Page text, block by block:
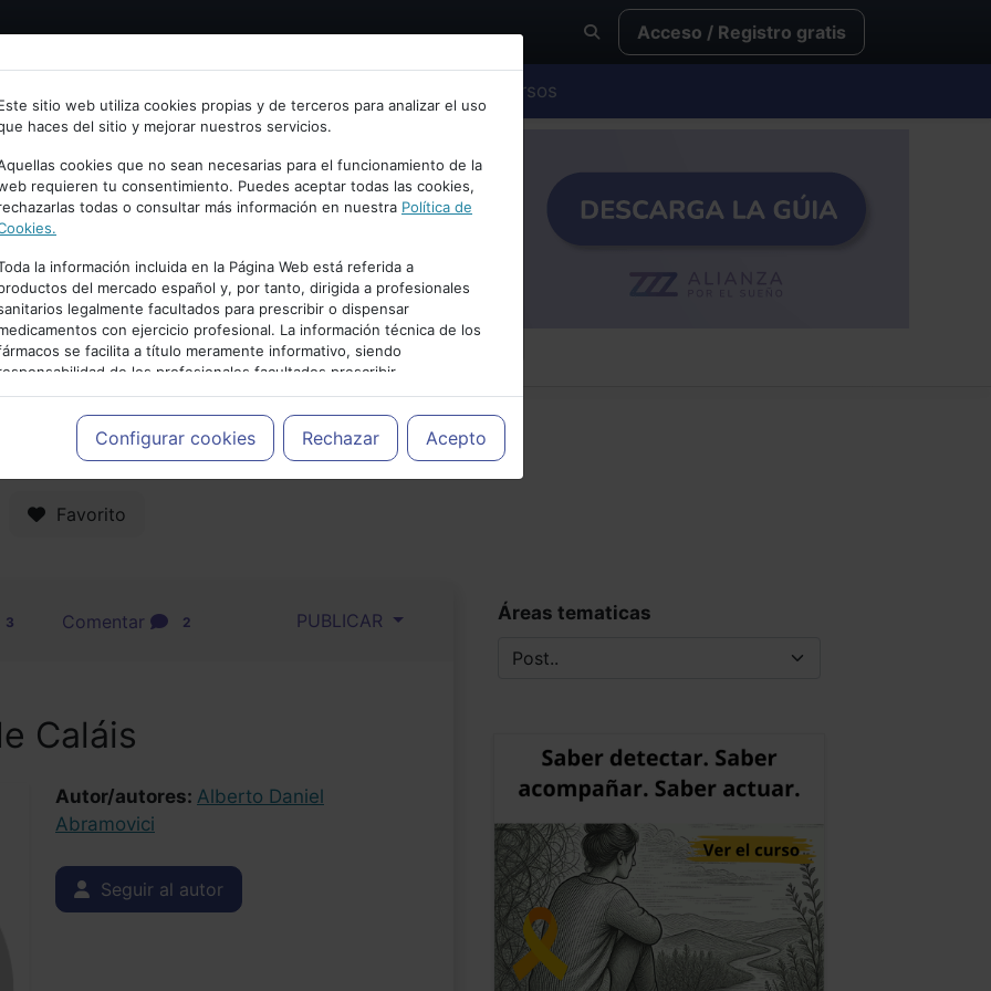
a psiquiatria.com
tu Email
o regístrate con tu email.
Cancelar
Acceso / Registro gratis
Cursos
sitio web utiliza cookies propias y de terceros para analizar el uso
haces del sitio y mejorar nuestros servicios.
cookies que no sean necesarias para el funcionamiento de la
requieren tu consentimiento. Puedes aceptar todas las cookies,
todas o consultar más información en nuestra Política de
la información incluida en la Página Web está referida a
del mercado español y, por tanto, dirigida a profesionales
legalmente facultados para prescribir o dispensar
con ejercicio profesional. La información técnica de los
se facilita a título meramente informativo, siendo
de los profesionales facultados prescribir
y decidir, en cada caso concreto, el tratamiento más
a las necesidades del paciente.
Configurar cookies Rechazar Acepto
PUBLICIDAD
Favorito
3 Comentar 2 PUBLICAR
Caláis
Autor/autores: Alberto Daniel
Abramovici
Seguir al autor
Áreas tematicas